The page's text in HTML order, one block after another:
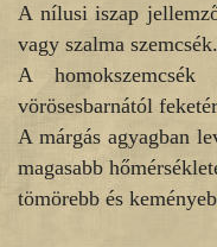
A nílusi iszap
vagy szalma
A
vörösesbarnától
A márgás agyagban
magasabb
tömörebb és